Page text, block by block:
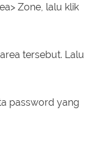
Zone, lalu klik
tersebut. Lalu
password yang